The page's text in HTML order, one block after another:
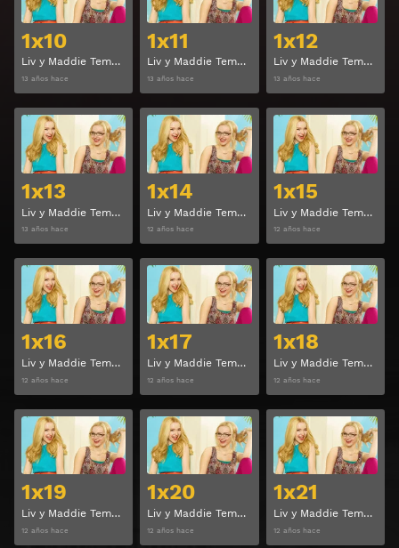
1x10
Liv y Maddie Temporada 1 Capitulo 10
13 años hace
1x11
Liv y Maddie Temporada 1 Capitulo 11
13 años hace
1x12
Liv y Maddie Temporada 1 Capitulo 12
13 años hace
1x13
Liv y Maddie Temporada 1 Capitulo 13
13 años hace
Ver
1x14
Liv y Maddie Temporada 1 Capitulo 14
12 años hace
Ver
1x15
Liv y Maddie Temporada 1 Capitulo 15
12 años hace
1x16
Liv y Maddie Temporada 1 Capitulo 16
12 años hace
Ver
1x17
Liv y Maddie Temporada 1 Capitulo 17
12 años hace
Ver
1x18
Liv y Maddie Temporada 1 Capitulo 18
12 años hace
1x19
Liv y Maddie Temporada 1 Capitulo 19
12 años hace
Ver
1x20
Liv y Maddie Temporada 1 Capitulo 20
12 años hace
Ver
1x21
Liv y Maddie Temporada 1 Capitulo 21
12 años hace